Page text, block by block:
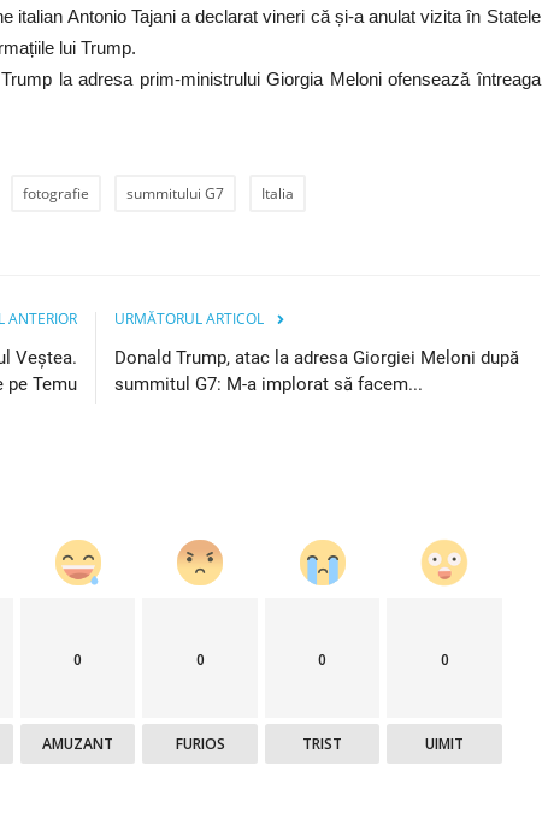
italian Antonio Tajani a declarat vineri că și-a anulat vizita în Statele
lui Trump.
la adresa prim-ministrului Giorgia Meloni ofensează întreaga
fotografie summitului G7 Italia
ANTERIOR
Veștea.
pe Temu
URMĂTORUL ARTICOL
Donald Trump, atac la adresa Giorgiei Meloni după
summitul G7: M-a implorat să facem...
0
AMUZANT
0
FURIOS
0
TRIST
0
UIMIT